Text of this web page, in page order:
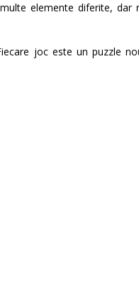
elemente diferite,
joc este un puzzle